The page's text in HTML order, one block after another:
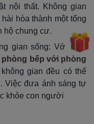
nội thất. Không gian
hòa thành một tổng
hộ chung cư.
gian sống: Với diện
bếp với phòng
gian đều có thể
Việc đưa ánh sáng tự
khỏe con người